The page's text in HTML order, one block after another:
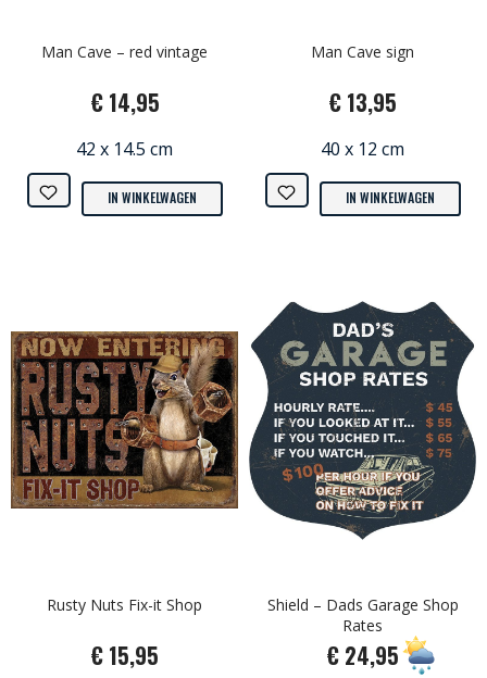
Man Cave – red vintage
€ 14,95
42 x 14.5 cm
IN WINKELWAGEN
Man Cave sign
€ 13,95
40 x 12 cm
IN WINKELWAGEN
Rusty Nuts Fix-it Shop
€ 15,95
Shield – Dads Garage Shop
Rates
€ 24,95